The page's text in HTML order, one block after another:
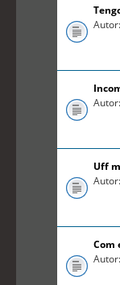
Autor:
Autor:
Uff
Com
Autor: